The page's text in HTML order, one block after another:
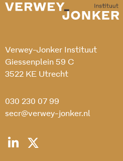
Verwey-Jonker Instituut
Giessenplein 59 C
3522 KE Utrecht
030 230 07 99
secr@verwey-jonker.nl